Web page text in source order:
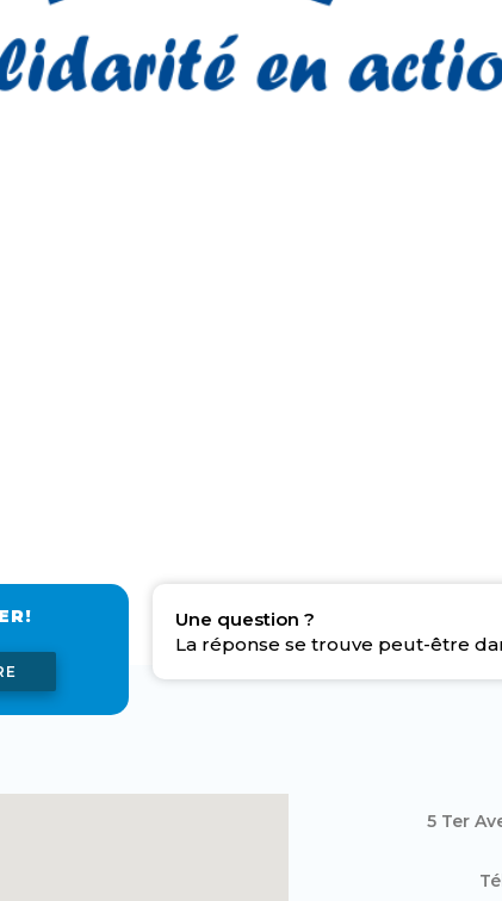
Une question ?
La réponse se trouve peut-être
5 Ter